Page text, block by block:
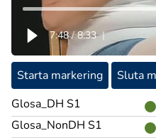
7:48 / 8:33 |
Starta markering Sluta
Glosa_DH S1
Glosa_NonDH S1